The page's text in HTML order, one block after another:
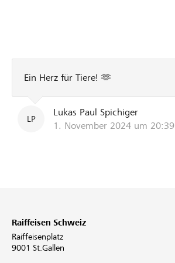
Ein Herz für Tiere! 🫶
LP
Lukas Paul Spichiger
1. November 2024 um 20:39
Raiffeisen Schweiz
Raiffeisenplatz
9001 St.Gallen